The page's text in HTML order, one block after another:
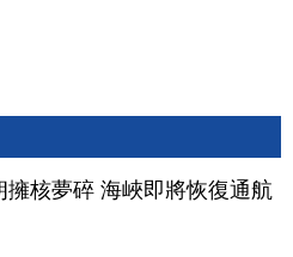
擁核夢碎 海峽即將恢復通航